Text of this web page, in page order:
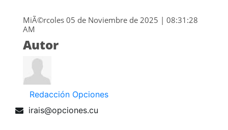
MiÃ©rcoles 05 de Noviembre de 2025 | 08:31:28
AM
Autor
Redacción Opciones
irais@opciones.cu